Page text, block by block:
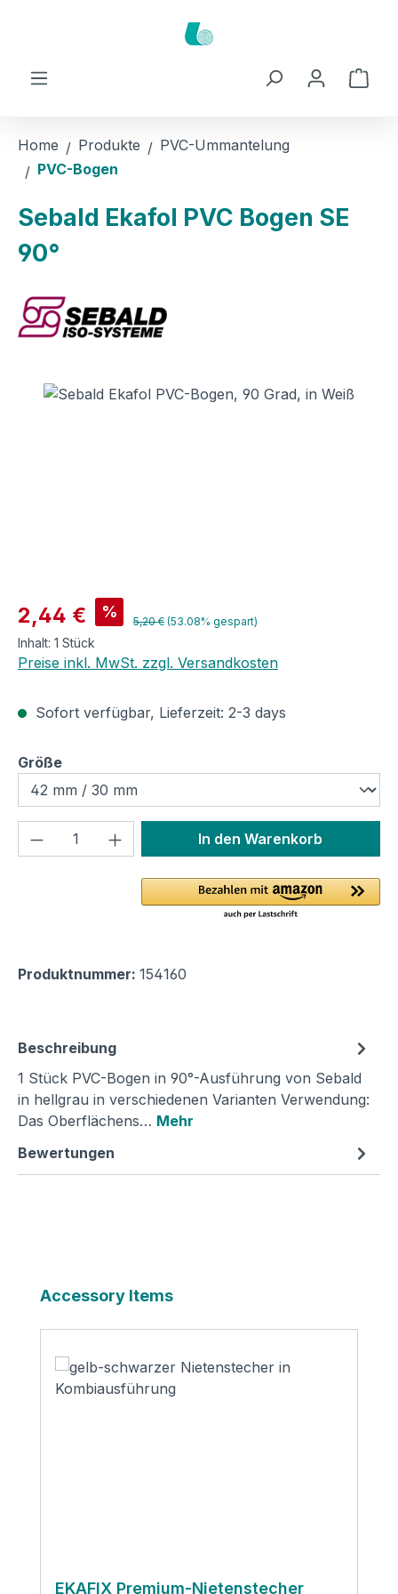
Home Produkte
PVC-Ummantelung
PVC-Bogen
Sebald Ekafol PVC Bogen SE
90°
Bildergalerie überspringen
Verkaufspreis:
2,44 € % Regulärer Preis:
5,20 € (53.08% gespart)
Inhalt: 1 Stück
Preise inkl. MwSt. zzgl. Versandkosten
Sofort verfügbar, Lieferzeit: 2-3 days
Größeauswählen
Produkt Anzahl: Gib denIn den Warenkorb
Produktnummer: 154160
Beschreibung
1 Stück PVC-Bogen in 90°-Ausführung von Sebald
in hellgrau in verschiedenen Varianten Verwendung:
Das Oberflächens… Mehr
Bewertungen
Produktgalerie überspringen
Accessory Items
EKAFIX Premium-Nietenstecher